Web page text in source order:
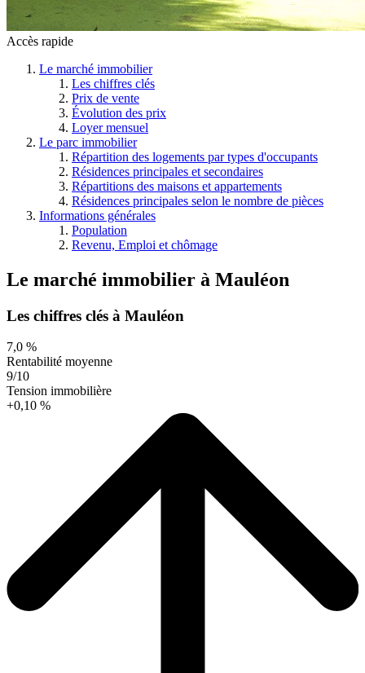
Accès rapide
Le marché immobilier
Les chiffres clés
Prix de vente
Évolution des prix
Loyer mensuel
Le parc immobilier
Répartition des logements par types d'occupants
Résidences principales et secondaires
Répartitions des maisons et appartements
Résidences principales selon le nombre de pièces
Informations générales
Population
Revenu, Emploi et chômage
Le marché immobilier à Mauléon
Les chiffres clés à Mauléon
7,0 %
Rentabilité moyenne
9/10
Tension immobilière
+0,10 %